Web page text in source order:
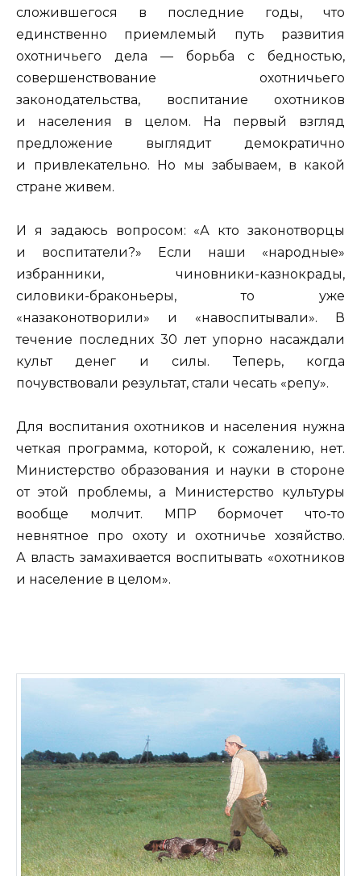
сложившегося в последние годы, что
единственно приемлемый путь развития
охотничьего дела — борьба с бедностью,
совершенствование охотничьего
законодательства, воспитание охотников
и населения в целом. На первый взгляд
предложение выглядит демократично
и привлекательно. Но мы забываем, в какой
стране живем.
И я задаюсь вопросом: «А кто законотворцы
и воспитатели?» Если наши «народные»
избранники, чиновники-казнокрады,
силовики-браконьеры, то уже
«назаконотворили» и «навоспитывали». В
течение последних 30 лет упорно насаждали
культ денег и силы. Теперь, когда
почувствовали результат, стали чесать «репу».
Для воспитания охотников и населения нужна
четкая программа, которой, к сожалению, нет.
Министерство образования и науки в стороне
от этой проблемы, а Министерство культуры
вообще молчит. МПР бормочет что-то
невнятное про охоту и охотничье хозяйство.
А власть замахивается воспитывать «охотников
и население в целом».